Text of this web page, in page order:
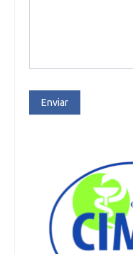
Enviar